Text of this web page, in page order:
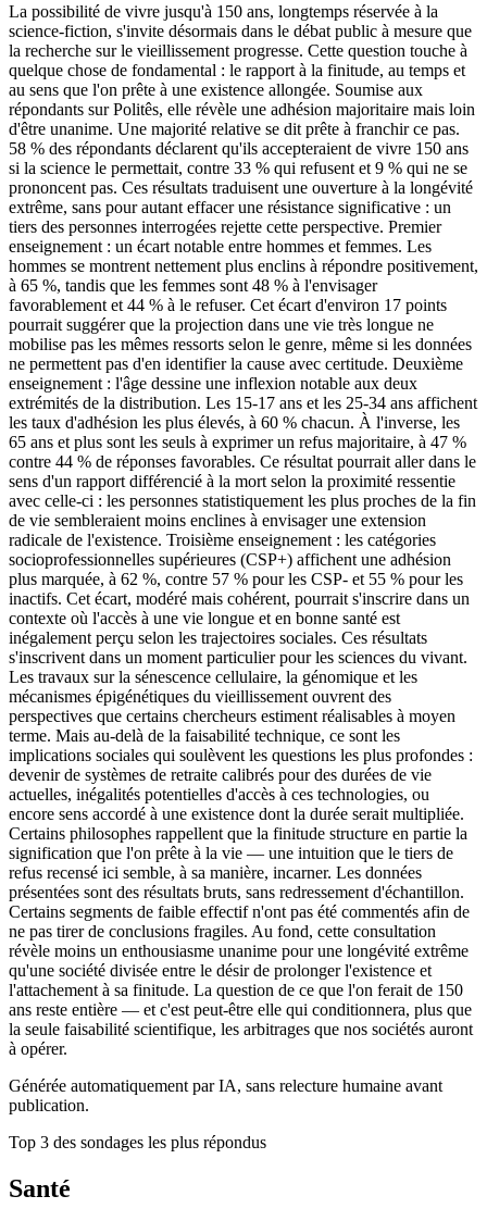
La possibilité de vivre jusqu'à 150 ans, longtemps réservée à la
science-fiction, s'invite désormais dans le débat public à mesure que
la recherche sur le vieillissement progresse. Cette question touche à
quelque chose de fondamental : le rapport à la finitude, au temps et
au sens que l'on prête à une existence allongée. Soumise aux
répondants sur Politês, elle révèle une adhésion majoritaire mais loin
d'être unanime. Une majorité relative se dit prête à franchir ce pas.
58 % des répondants déclarent qu'ils accepteraient de vivre 150 ans
si la science le permettait, contre 33 % qui refusent et 9 % qui ne se
prononcent pas. Ces résultats traduisent une ouverture à la longévité
extrême, sans pour autant effacer une résistance significative : un
tiers des personnes interrogées rejette cette perspective. Premier
enseignement : un écart notable entre hommes et femmes. Les
hommes se montrent nettement plus enclins à répondre positivement,
à 65 %, tandis que les femmes sont 48 % à l'envisager
favorablement et 44 % à le refuser. Cet écart d'environ 17 points
pourrait suggérer que la projection dans une vie très longue ne
mobilise pas les mêmes ressorts selon le genre, même si les données
ne permettent pas d'en identifier la cause avec certitude. Deuxième
enseignement : l'âge dessine une inflexion notable aux deux
extrémités de la distribution. Les 15-17 ans et les 25-34 ans affichent
les taux d'adhésion les plus élevés, à 60 % chacun. À l'inverse, les
65 ans et plus sont les seuls à exprimer un refus majoritaire, à 47 %
contre 44 % de réponses favorables. Ce résultat pourrait aller dans le
sens d'un rapport différencié à la mort selon la proximité ressentie
avec celle-ci : les personnes statistiquement les plus proches de la fin
de vie sembleraient moins enclines à envisager une extension
radicale de l'existence. Troisième enseignement : les catégories
socioprofessionnelles supérieures (CSP+) affichent une adhésion
plus marquée, à 62 %, contre 57 % pour les CSP- et 55 % pour les
inactifs. Cet écart, modéré mais cohérent, pourrait s'inscrire dans un
contexte où l'accès à une vie longue et en bonne santé est
inégalement perçu selon les trajectoires sociales. Ces résultats
s'inscrivent dans un moment particulier pour les sciences du vivant.
Les travaux sur la sénescence cellulaire, la génomique et les
mécanismes épigénétiques du vieillissement ouvrent des
perspectives que certains chercheurs estiment réalisables à moyen
terme. Mais au-delà de la faisabilité technique, ce sont les
implications sociales qui soulèvent les questions les plus profondes :
devenir de systèmes de retraite calibrés pour des durées de vie
actuelles, inégalités potentielles d'accès à ces technologies, ou
encore sens accordé à une existence dont la durée serait multipliée.
Certains philosophes rappellent que la finitude structure en partie la
signification que l'on prête à la vie — une intuition que le tiers de
refus recensé ici semble, à sa manière, incarner. Les données
présentées sont des résultats bruts, sans redressement d'échantillon.
Certains segments de faible effectif n'ont pas été commentés afin de
ne pas tirer de conclusions fragiles. Au fond, cette consultation
révèle moins un enthousiasme unanime pour une longévité extrême
qu'une société divisée entre le désir de prolonger l'existence et
l'attachement à sa finitude. La question de ce que l'on ferait de 150
ans reste entière — et c'est peut-être elle qui conditionnera, plus que
la seule faisabilité scientifique, les arbitrages que nos sociétés auront
à opérer.
Générée automatiquement par IA, sans relecture humaine avant
publication.
Top 3 des sondages les plus répondus
Santé